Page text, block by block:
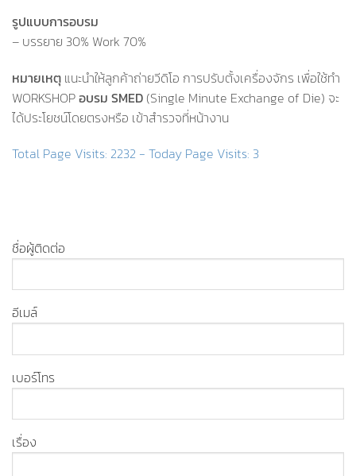
รูปแบบการอบรม
– บรรยาย 30% Work 70%
หมายเหตุ แนะนำให้ลูกค้าถ่ายวีดิโอ การปรับตั้งเครื่องจักร เพื่อใช้ทำ
WORKSHOPอบรม SMED (Single Minute Exchange of Die) จะ
ได้ประโยชน์โดยตรงหรือ เข้าสำรวจที่หน้างาน
Total Page Visits: 2232 - Today Page Visits: 3
ชื่อผู้ติดต่อ
อีเมล์
เบอร์โทร
เรื่อง